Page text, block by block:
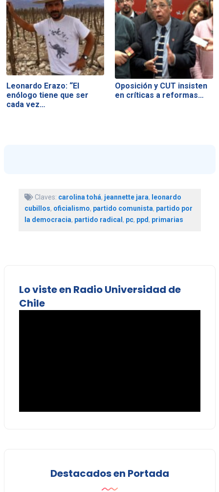
Leonardo Erazo: “El
enólogo tiene que ser
cada vez…
Oposición y CUT insisten
en críticas a reformas…
Claves: carolina tohá, jeannette jara, leonardo
cubillos, oficialismo, partido comunista, partido por
la democracia, partido radical, pc, ppd, primarias
Lo viste en Radio Universidad de
Chile
Destacados en Portada